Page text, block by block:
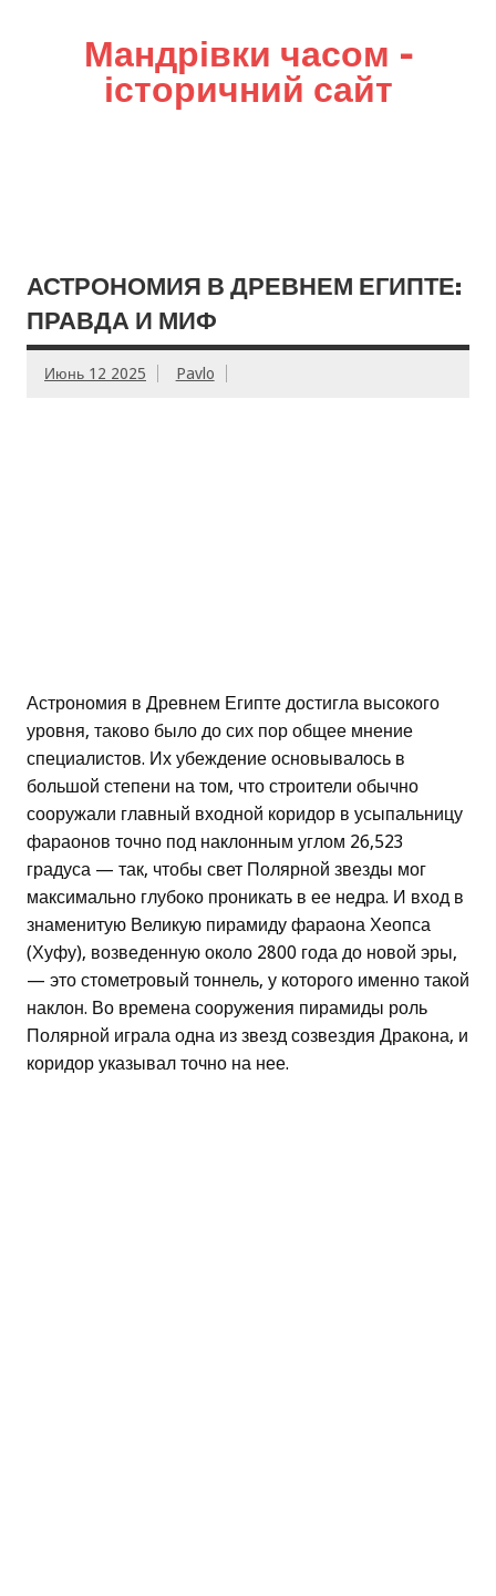
Мандрівки часом –
історичний сайт
АСТРОНОМИЯ В ДРЕВНЕМ ЕГИПТЕ:
ПРАВДА И МИФ
Июнь 12 2025 Pavlo
Астрономия в Древнем Египте достигла высокого
уровня, таково было до сих пор общее мнение
специалистов. Их убеждение основывалось в
большой степени на том, что строители обычно
сооружали главный входной коридор в усыпальницу
фараонов точно под наклонным углом 26,523
градуса — так, чтобы свет Полярной звезды мог
максимально глубоко проникать в ее недра. И вход в
знаменитую Великую пирамиду фараона Хеопса
(Хуфу), возведенную около 2800 года до новой эры,
— это стометровый тоннель, у которого именно такой
наклон. Во времена сооружения пирамиды роль
Полярной играла одна из звезд созвездия Дракона, и
коридор указывал точно на нее.